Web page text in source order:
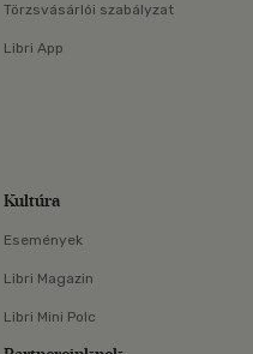
Törzsvásárlói szabályzat
Libri App
Kultúra
Események
Libri Magazin
Libri Mini Polc